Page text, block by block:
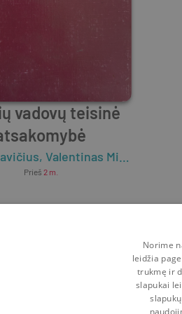
vadovų teisinė
, Valentinas Mikelėnas
Prieš 2 m.
Norime
leidžia
trukmę ir
slapukai